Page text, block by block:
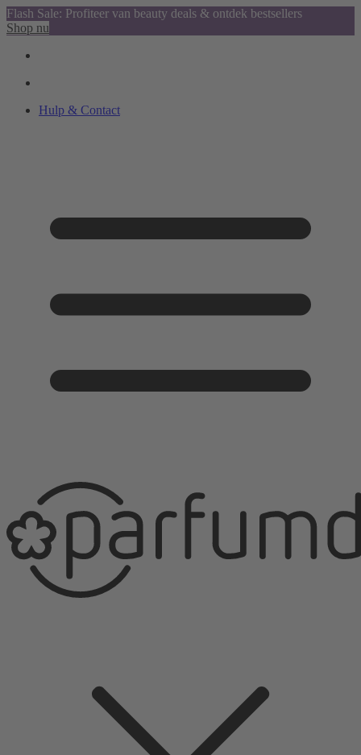
Flash Sale: Profiteer van beauty deals & ontdek bestsellers
Shop nu
Hulp & Contact